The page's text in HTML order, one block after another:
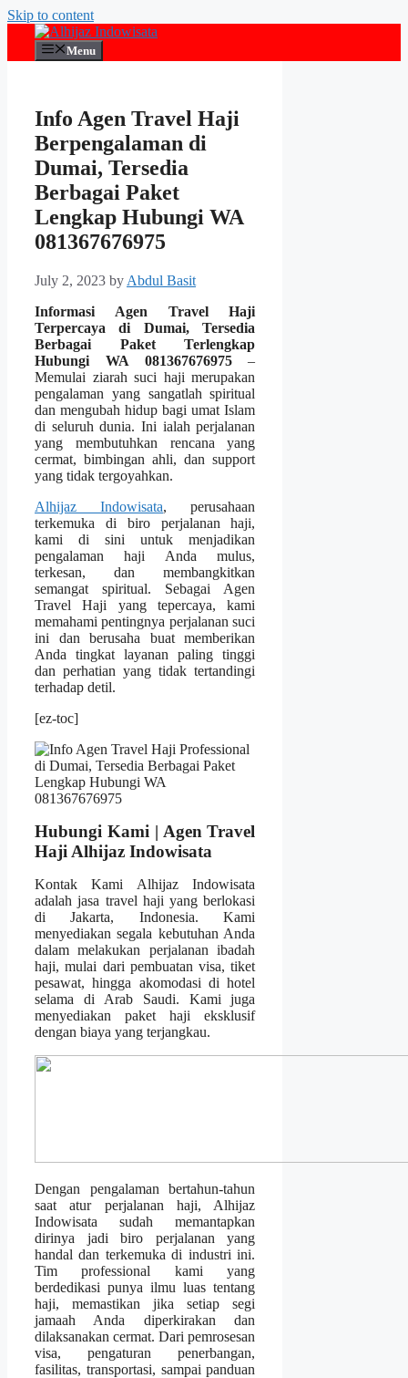
Skip to content
Menu
Info Agen Travel Haji
Berpengalaman di
Dumai, Tersedia
Berbagai Paket
Lengkap Hubungi WA
081367676975
July 2, 2023 by Abdul Basit
Informasi Agen Travel Haji
Terpercaya di Dumai, Tersedia
Berbagai Paket Terlengkap
Hubungi WA 081367676975–
Memulai ziarah suci haji merupakan
pengalaman yang sangatlah spiritual
dan mengubah hidup bagi umat Islam
di seluruh dunia. Ini ialah perjalanan
yang membutuhkan rencana yang
cermat, bimbingan ahli, dan support
yang tidak tergoyahkan.
Alhijaz Indowisata, perusahaan
terkemuka di biro perjalanan haji,
kami di sini untuk menjadikan
pengalaman haji Anda mulus,
terkesan, dan membangkitkan
semangat spiritual. Sebagai Agen
Travel Haji yang tepercaya, kami
memahami pentingnya perjalanan suci
ini dan berusaha buat memberikan
Anda tingkat layanan paling tinggi
dan perhatian yang tidak tertandingi
terhadap detil.
[ez-toc]
Hubungi Kami | Agen Travel
Haji Alhijaz Indowisata
Kontak Kami Alhijaz Indowisata
adalah jasa travel haji yang berlokasi
di Jakarta, Indonesia. Kami
menyediakan segala kebutuhan Anda
dalam melakukan perjalanan ibadah
haji, mulai dari pembuatan visa, tiket
pesawat, hingga akomodasi di hotel
selama di Arab Saudi. Kami juga
menyediakan paket haji eksklusif
dengan biaya yang terjangkau.
Dengan pengalaman bertahun-tahun
saat atur perjalanan haji, Alhijaz
Indowisata sudah memantapkan
dirinya jadi biro perjalanan yang
handal dan terkemuka di industri ini.
Tim professional kami yang
berdedikasi punya ilmu luas tentang
haji, memastikan jika setiap segi
jamaah Anda diperkirakan dan
dilaksanakan cermat. Dari pemrosesan
visa, pengaturan penerbangan,
fasilitas, transportasi, sampai panduan